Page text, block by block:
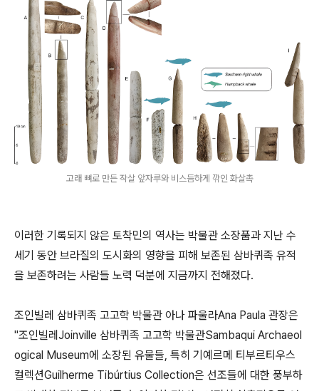
고래 뼈로 만든 작살 앞자루와 비스듬하게 깎인 화살촉
이러한 기록되지 않은 토착민의 역사는 박물관 소장품과 지난 수
세기 동안 브라질의 도시화의 영향을 피해 보존된 삼바퀴족 유적
을 보존하려는 사람들 노력 덕분에 지금까지 전해졌다.
조인빌레 삼바퀴족 고고학 박물관 아나 파울라Ana Paula 관장은
"조인빌레Joinville 삼바퀴족 고고학 박물관Sambaqui Archaeol
ogical Museum에 소장된 유물들, 특히 기예르메 티부르티우스
컬렉션Guilherme Tibúrtius Collection은 선조들에 대한 풍부하